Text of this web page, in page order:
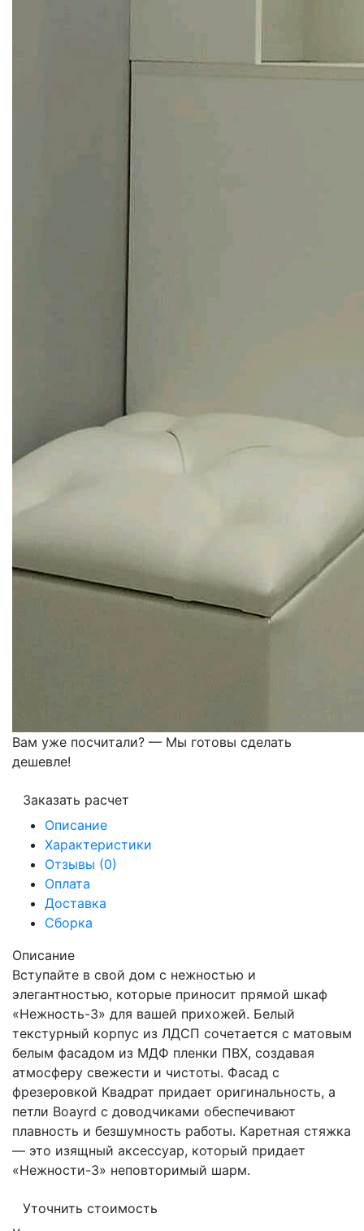
Вам уже посчитали? — Мы готовы сделать
дешевле!
Заказать расчет
Описание
Характеристики
Отзывы (0)
Оплата
Доставка
Сборка
Описание
Вступайте в свой дом с нежностью и
элегантностью, которые приносит прямой шкаф
«Нежность-3» для вашей прихожей. Белый
текстурный корпус из ЛДСП сочетается с матовым
белым фасадом из МДФ пленки ПВХ, создавая
атмосферу свежести и чистоты. Фасад с
фрезеровкой Квадрат придает оригинальность, а
петли Boayrd с доводчиками обеспечивают
плавность и безшумность работы. Каретная стяжка
— это изящный аксессуар, который придает
«Нежности-3» неповторимый шарм.
Уточнить стоимость